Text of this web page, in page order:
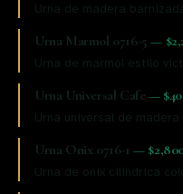
Urna de madera
Urna Marmol 0716-5 —
Urna de marmol estilo
Urna Universal Cafe —
Urna universal de
Urna Onix 0716-1 —
Urna de onix cilindrica